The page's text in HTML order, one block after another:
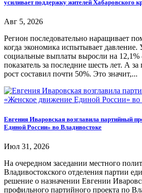
усиливает поддержку жителей Хабаровского
Авг 5, 2026
Регион последовательно наращивает
когда экономика испытывает давление.
социальные выплаты выросли на
показатель за последние шесть лет. А
рост составил почти 50%. Это значит,...
Евгения Иваровская возглавила партийный
Единой России» во Владивостоке
Июл 31, 2026
На очередном заседании местного
Владивостокского отделения партии
решение о назначении Евгении
профильного партийного проекта по